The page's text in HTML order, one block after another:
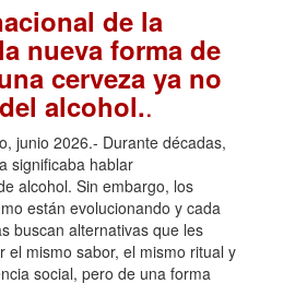
de la
nueva forma de
cerveza ya no
alcohol..
junio 2026.- Durante décadas,
significaba hablar
alcohol. Sin embargo, los
están evolucionando y cada
buscan alternativas que les
el mismo sabor, el mismo ritual y
social, pero de una forma